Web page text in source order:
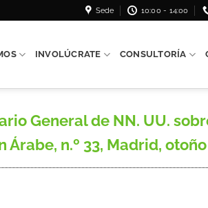
Sede 10:00 - 14:00
INVOLÚCRATE CONSULTORÍA
General de NN. UU.
n.º 33, Madrid,